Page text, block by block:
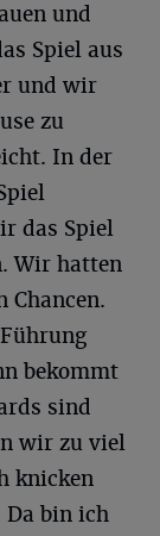
und
Spiel aus
und wir
zu
In der
das Spiel
Wir hatten
Chancen.
bekommt
sind
wir zu viel
knicken
Da bin ich